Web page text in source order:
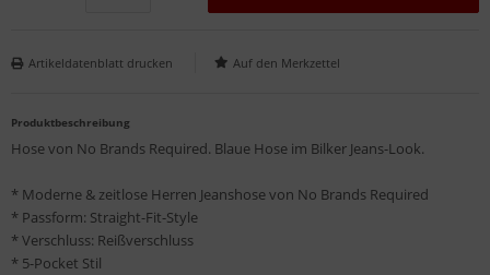
Artikeldatenblatt drucken
Produktbeschreibung
Hose von No Brands Required. Blaue Hose im Bilker Jeans-Look.
* Moderne & zeitlose Herren Jeanshose von No Brands Required
* Passform: Straight-Fit-Style
* Verschluss: Reißverschluss
* 5-Pocket Stil